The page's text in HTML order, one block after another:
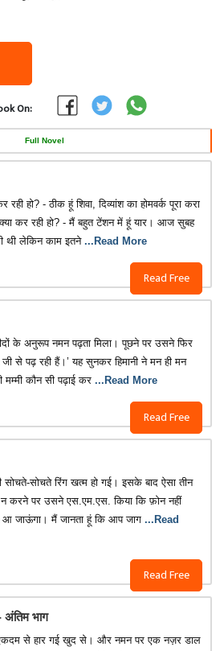
On:
Full Novel
Read Free
रही हो? - ठीक हूं शिवा, दिव्यांश का होमवर्क पूरा करा
कर रही हो? - मैं बहुत टेंशन में हूं यार। आज सुबह
थी लेकिन काम इतने ...Read More
Read Free
के अनुरूप नमन पढ़ता मिला। पूछने पर उसने फिर
जी से पढ़ रही हैं।’ यह सुनकर हिमानी ने मन ही मन
कौन सी पढ़ाई कर ...Read More
Read Free
सोचते रिंग खत्म हो गई। इसके बाद ऐसा तीन
करने पर उसने एस.एम.एस. किया कि फ़ोन नहीं
आ जाऊंगा। मैं जानता हूं कि आप जाग ...Read
अंतिम भाग
से हार गई खुद से। और नमन पर एक नज़र डाल